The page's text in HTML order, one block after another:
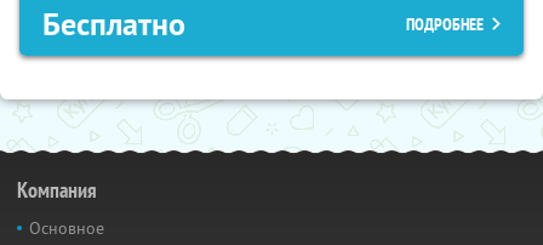
Бесплатно ПОДРОБНЕЕ
Компания
Основное